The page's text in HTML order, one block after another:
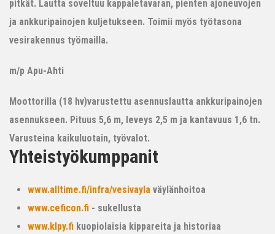
pitkät. Lautta soveltuu kappaletavaran, pienten ajoneuvojen
ja ankkuripainojen kuljetukseen. Toimii myös työtasona
vesirakennus työmailla.
m/p Apu-Ahti
Moottorilla (18 hv)varustettu asennuslautta ankkuripainojen
asennukseen. Pituus 5,6 m, leveys 2,5 m ja kantavuus 1,6 tn.
Varusteina kaikuluotain, työvalot.
Yhteistyökumppanit
www.alltime.fi/infra/vesivayla väylänhoitoa
www.ceficon.fi - sukellusta
www.klpy.fi kuopiolaisia kippareita ja historiaa